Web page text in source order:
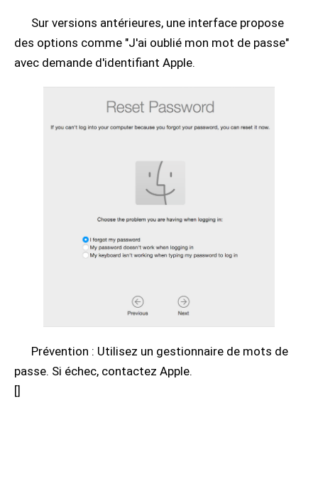
Sur versions antérieures, une interface propose
des options comme "J'ai oublié mon mot de passe"
avec demande d'identifiant Apple.
Prévention : Utilisez un gestionnaire de mots de
passe. Si échec, contactez Apple.
[]